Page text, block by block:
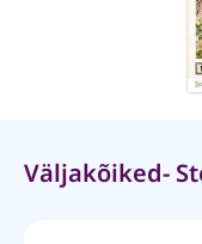
Väljakõiked-